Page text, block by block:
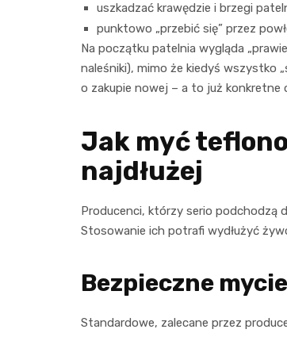
uszkadzać krawędzie i brzegi
punktowo „przebić się” przez
Na początku patelnia wygląda
naleśniki), mimo że kiedyś wszystko
o zakupie nowej – a to już konkretne
Jak myć
najdłużej
Producenci, którzy serio podchodzą
Stosowanie ich potrafi wydłużyć
Bezpieczne
Standardowe, zalecane przez